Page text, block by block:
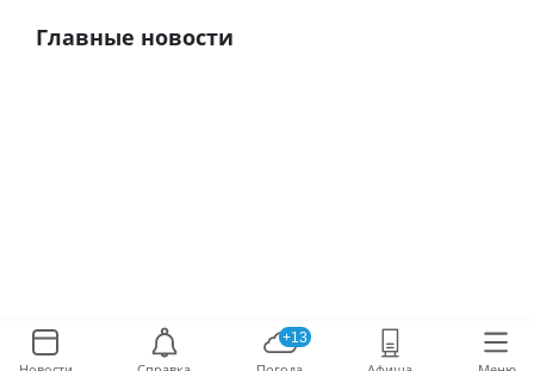
Главные новости
+13